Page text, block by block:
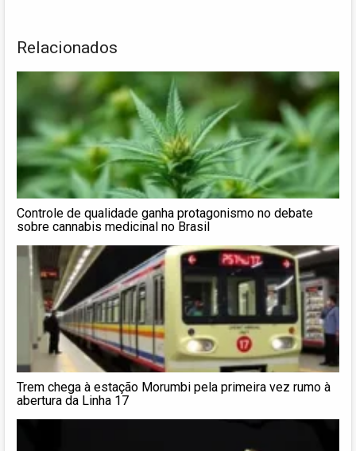
Relacionados
Controle de qualidade ganha protagonismo no debate
sobre cannabis medicinal no Brasil
Trem chega à estação Morumbi pela primeira vez rumo à
abertura da Linha 17